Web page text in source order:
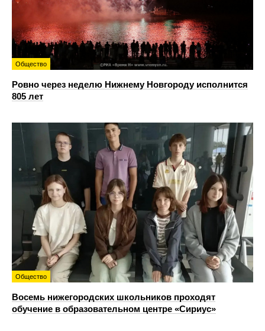
Общество
Ровно через неделю Нижнему Новгороду исполнится
805 лет
Общество
Восемь нижегородских школьников проходят
обучение в образовательном центре «Сириус»